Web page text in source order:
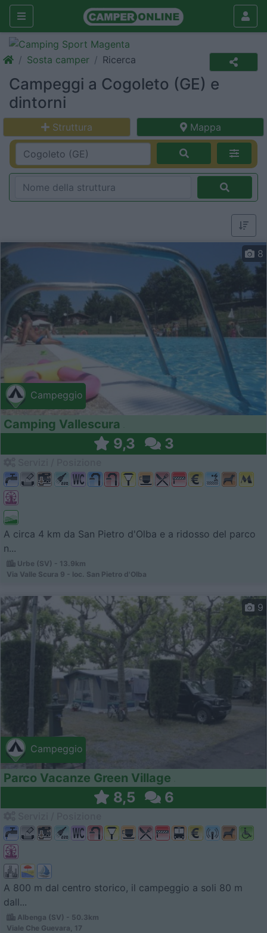
Sosta camper Ricerca
Campeggi a Cogoleto (GE) e
dintorni
Struttura Mappa
Campeggio
8
Camping Vallescura
9,3 3
A circa 4 km da San Pietro d'Olba e a ridosso del parco
n...
Urbe (SV) - 13.9km
Via Valle Scura 9 - loc. San Pietro d'Olba
Campeggio
9
Parco Vacanze Green Village
8,5 6
A 800 m dal centro storico, il campeggio a soli 80 m
dall...
Albenga (SV) - 50.3km
Viale Che Guevara, 17